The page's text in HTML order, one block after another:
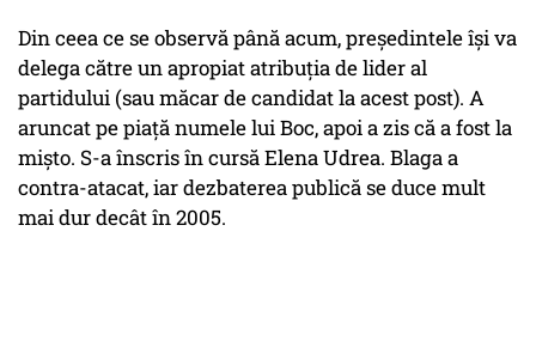
Din ceea ce se observă până acum, președintele își va
delega către un apropiat atribuția de lider al
partidului (sau măcar de candidat la acest post). A
aruncat pe piață numele lui Boc, apoi a zis că a fost la
mișto. S-a înscris în cursă Elena Udrea. Blaga a
contra-atacat, iar dezbaterea publică se duce mult
mai dur decât în 2005.